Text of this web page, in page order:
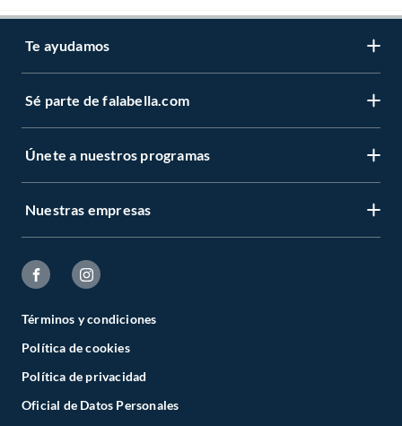
Te ayudamos
Sé parte de falabella.com
Únete a nuestros programas
Nuestras empresas
Términos y condiciones
Política de cookies
Política de privacidad
Oficial de Datos Personales